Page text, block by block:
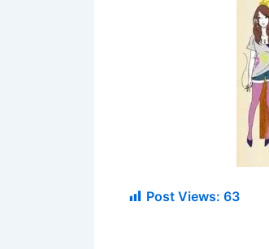
Post Views: 63